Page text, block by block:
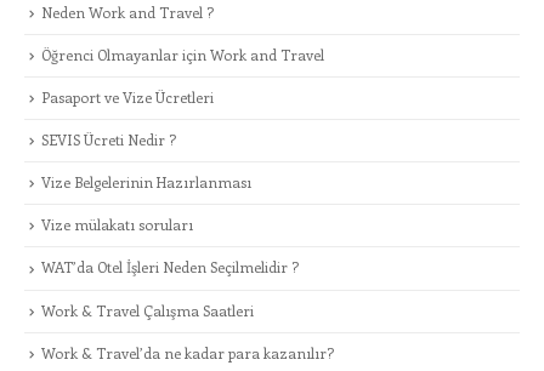
Neden Work and Travel ?
Öğrenci Olmayanlar için Work and Travel
Pasaport ve Vize Ücretleri
SEVIS Ücreti Nedir ?
Vize Belgelerinin Hazırlanması
Vize mülakatı soruları
WAT’da Otel İşleri Neden Seçilmelidir ?
Work & Travel Çalışma Saatleri
Work & Travel’da ne kadar para kazanılır?